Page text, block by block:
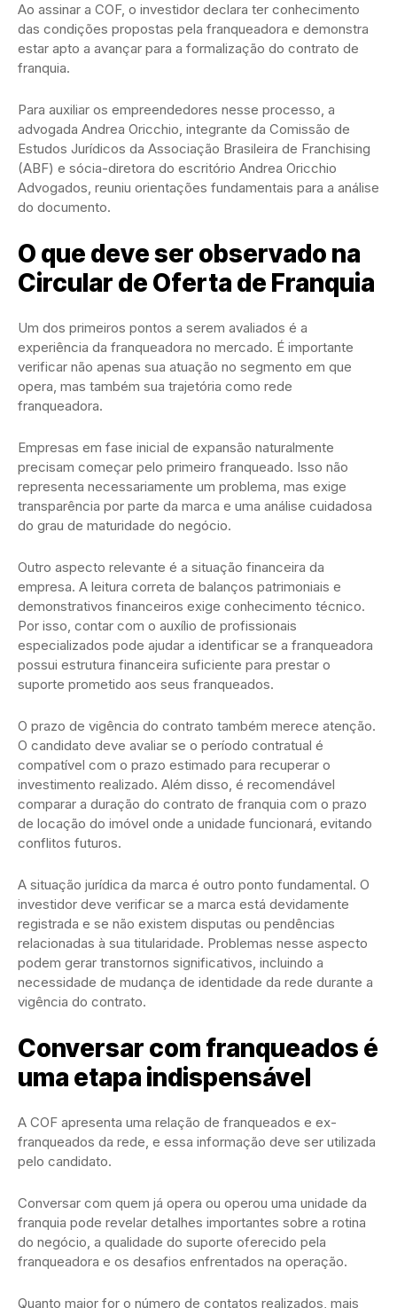
Ao assinar a COF, o investidor declara ter conhecimento
das condições propostas pela franqueadora e demonstra
estar apto a avançar para a formalização do contrato de
franquia.
Para auxiliar os empreendedores nesse processo, a
advogada Andrea Oricchio, integrante da Comissão de
Estudos Jurídicos da Associação Brasileira de Franchising
(ABF) e sócia-diretora do escritório Andrea Oricchio
Advogados, reuniu orientações fundamentais para a análise
do documento.
O que deve ser observado na
Circular de Oferta de Franquia
Um dos primeiros pontos a serem avaliados é a
experiência da franqueadora no mercado. É importante
verificar não apenas sua atuação no segmento em que
opera, mas também sua trajetória como rede
franqueadora.
Empresas em fase inicial de expansão naturalmente
precisam começar pelo primeiro franqueado. Isso não
representa necessariamente um problema, mas exige
transparência por parte da marca e uma análise cuidadosa
do grau de maturidade do negócio.
Outro aspecto relevante é a situação financeira da
empresa. A leitura correta de balanços patrimoniais e
demonstrativos financeiros exige conhecimento técnico.
Por isso, contar com o auxílio de profissionais
especializados pode ajudar a identificar se a franqueadora
possui estrutura financeira suficiente para prestar o
suporte prometido aos seus franqueados.
O prazo de vigência do contrato também merece atenção.
O candidato deve avaliar se o período contratual é
compatível com o prazo estimado para recuperar o
investimento realizado. Além disso, é recomendável
comparar a duração do contrato de franquia com o prazo
de locação do imóvel onde a unidade funcionará, evitando
conflitos futuros.
A situação jurídica da marca é outro ponto fundamental. O
investidor deve verificar se a marca está devidamente
registrada e se não existem disputas ou pendências
relacionadas à sua titularidade. Problemas nesse aspecto
podem gerar transtornos significativos, incluindo a
necessidade de mudança de identidade da rede durante a
vigência do contrato.
Conversar com franqueados é
uma etapa indispensável
A COF apresenta uma relação de franqueados e ex-
franqueados da rede, e essa informação deve ser utilizada
pelo candidato.
Conversar com quem já opera ou operou uma unidade da
franquia pode revelar detalhes importantes sobre a rotina
do negócio, a qualidade do suporte oferecido pela
franqueadora e os desafios enfrentados na operação.
Quanto maior for o número de contatos realizados, mais